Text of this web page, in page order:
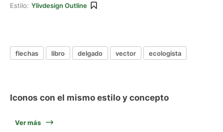
Estilo: Ylivdesign Outline
flechas libro delgado vector ecologista
Iconos con el mismo estilo y concepto
Ver más